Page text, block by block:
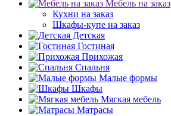
Мебель на заказ
Кухни на заказ
Шкафы-купе на заказ
Детская
Гостиная
Прихожая
Спальня
Малые формы
Шкафы
Мягкая мебель
Матрасы